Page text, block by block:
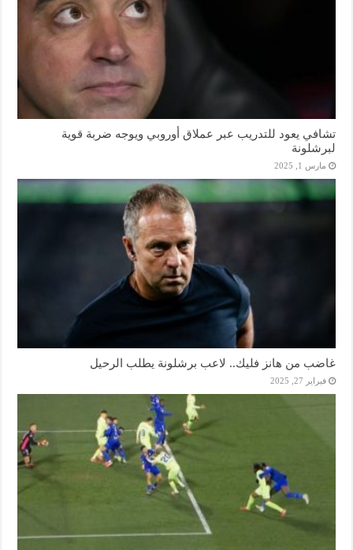
تشافي يعود للتدريب عبر عملاق أوروبي ويوجه ضربة قوية
لبرشلونة
مارس 1, 2025
غاضب من هانز فليك.. لاعب برشلونة يطلب الرحيل
فبراير 27, 2025